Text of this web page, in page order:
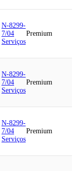
N-8299-
7/04
Serviços
Premium
N-8299-
7/04
Serviços
Premium
N-8299-
7/04
Serviços
Premium